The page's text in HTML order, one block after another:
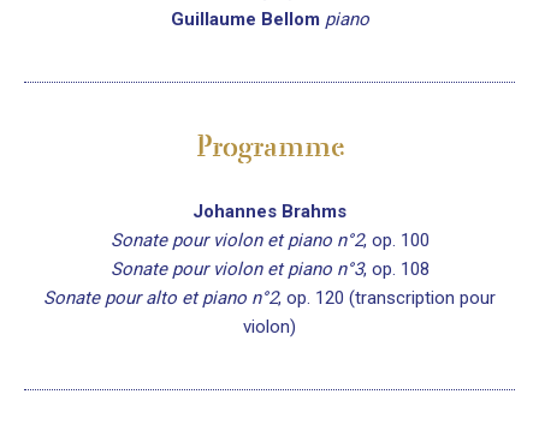
Guillaume Bellom piano
Programme
Johannes Brahms
Sonate pour violon et piano n°2, op. 100
Sonate pour violon et piano n°3, op. 108
Sonate pour alto et piano n°2, op. 120 (transcription pour
violon)